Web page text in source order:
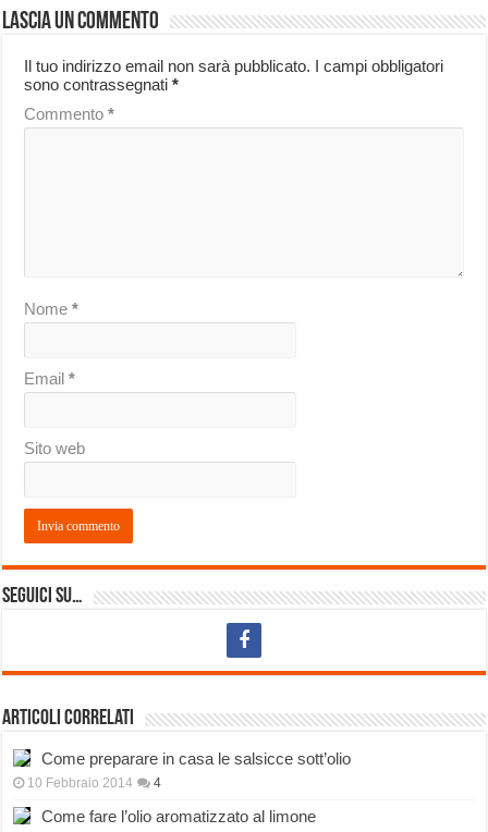
Lascia un commento
Il tuo indirizzo email non sarà pubblicato. I campi obbligatori
sono contrassegnati*
Commento*
Nome*
Email*
Sito web
Seguici su…
Articoli correlati
Come preparare in casa le salsicce sott’olio
10 Febbraio 2014 4
Come fare l’olio aromatizzato al limone